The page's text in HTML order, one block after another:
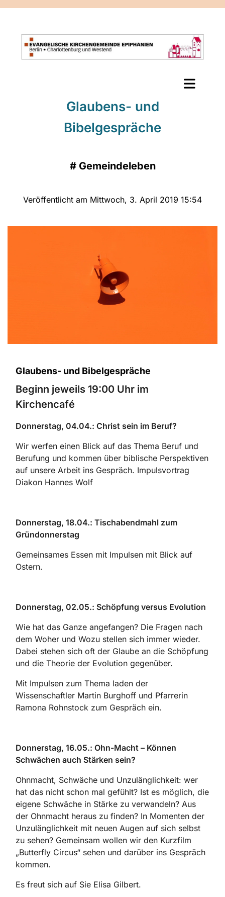
Glaubens- und
Bibelgespräche
# Gemeindeleben
Veröffentlicht am Mittwoch, 3. April 2019 15:54
Glaubens- und Bibelgespräche
Beginn jeweils 19:00 Uhr im
Kirchencafé
Donnerstag, 04.04.: Christ sein im Beruf?
Wir werfen einen Blick auf das Thema Beruf und
Berufung und kommen über biblische Perspektiven
auf unsere Arbeit ins Gespräch. Impulsvortrag
Diakon Hannes Wolf
Donnerstag, 18.04.: Tischabendmahl zum
Gründonnerstag
Gemeinsames Essen mit Impulsen mit Blick auf
Ostern.
Donnerstag, 02.05.: Schöpfung versus Evolution
Wie hat das Ganze angefangen? Die Fragen nach
dem Woher und Wozu stellen sich immer wieder.
Dabei stehen sich oft der Glaube an die Schöpfung
und die Theorie der Evolution gegenüber.
Mit Impulsen zum Thema laden der
Wissenschaftler Martin Burghoff und Pfarrerin
Ramona Rohnstock zum Gespräch ein.
Donnerstag, 16.05.: Ohn-Macht – Können
Schwächen auch Stärken sein?
Ohnmacht, Schwäche und Unzulänglichkeit: wer
hat das nicht schon mal gefühlt? Ist es möglich, die
eigene Schwäche in Stärke zu verwandeln? Aus
der Ohnmacht heraus zu finden? In Momenten der
Unzulänglichkeit mit neuen Augen auf sich selbst
zu sehen? Gemeinsam wollen wir den Kurzfilm
„Butterfly Circus“ sehen und darüber ins Gespräch
kommen.
Es freut sich auf Sie Elisa Gilbert.